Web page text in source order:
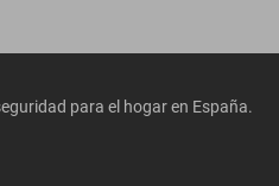
para el hogar en España.